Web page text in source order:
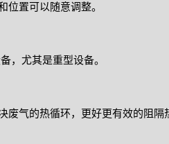
置可以随意调整。
，尤其是重型设备。
废气的热循环，更好更有效的阻